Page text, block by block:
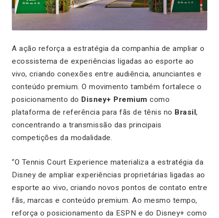
A ação reforça a estratégia da companhia de ampliar o
ecossistema de experiências ligadas ao esporte ao
vivo, criando conexões entre audiência, anunciantes e
conteúdo premium. O movimento também fortalece o
posicionamento do Disney+ Premium como
plataforma de referência para fãs de tênis no Brasil,
concentrando a transmissão das principais
competições da modalidade.
“O Tennis Court Experience materializa a estratégia da
Disney de ampliar experiências proprietárias ligadas ao
esporte ao vivo, criando novos pontos de contato entre
fãs, marcas e conteúdo premium. Ao mesmo tempo,
reforça o posicionamento da ESPN e do Disney+ como